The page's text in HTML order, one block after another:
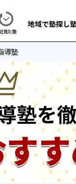
地域で塾探し
導塾
塾を